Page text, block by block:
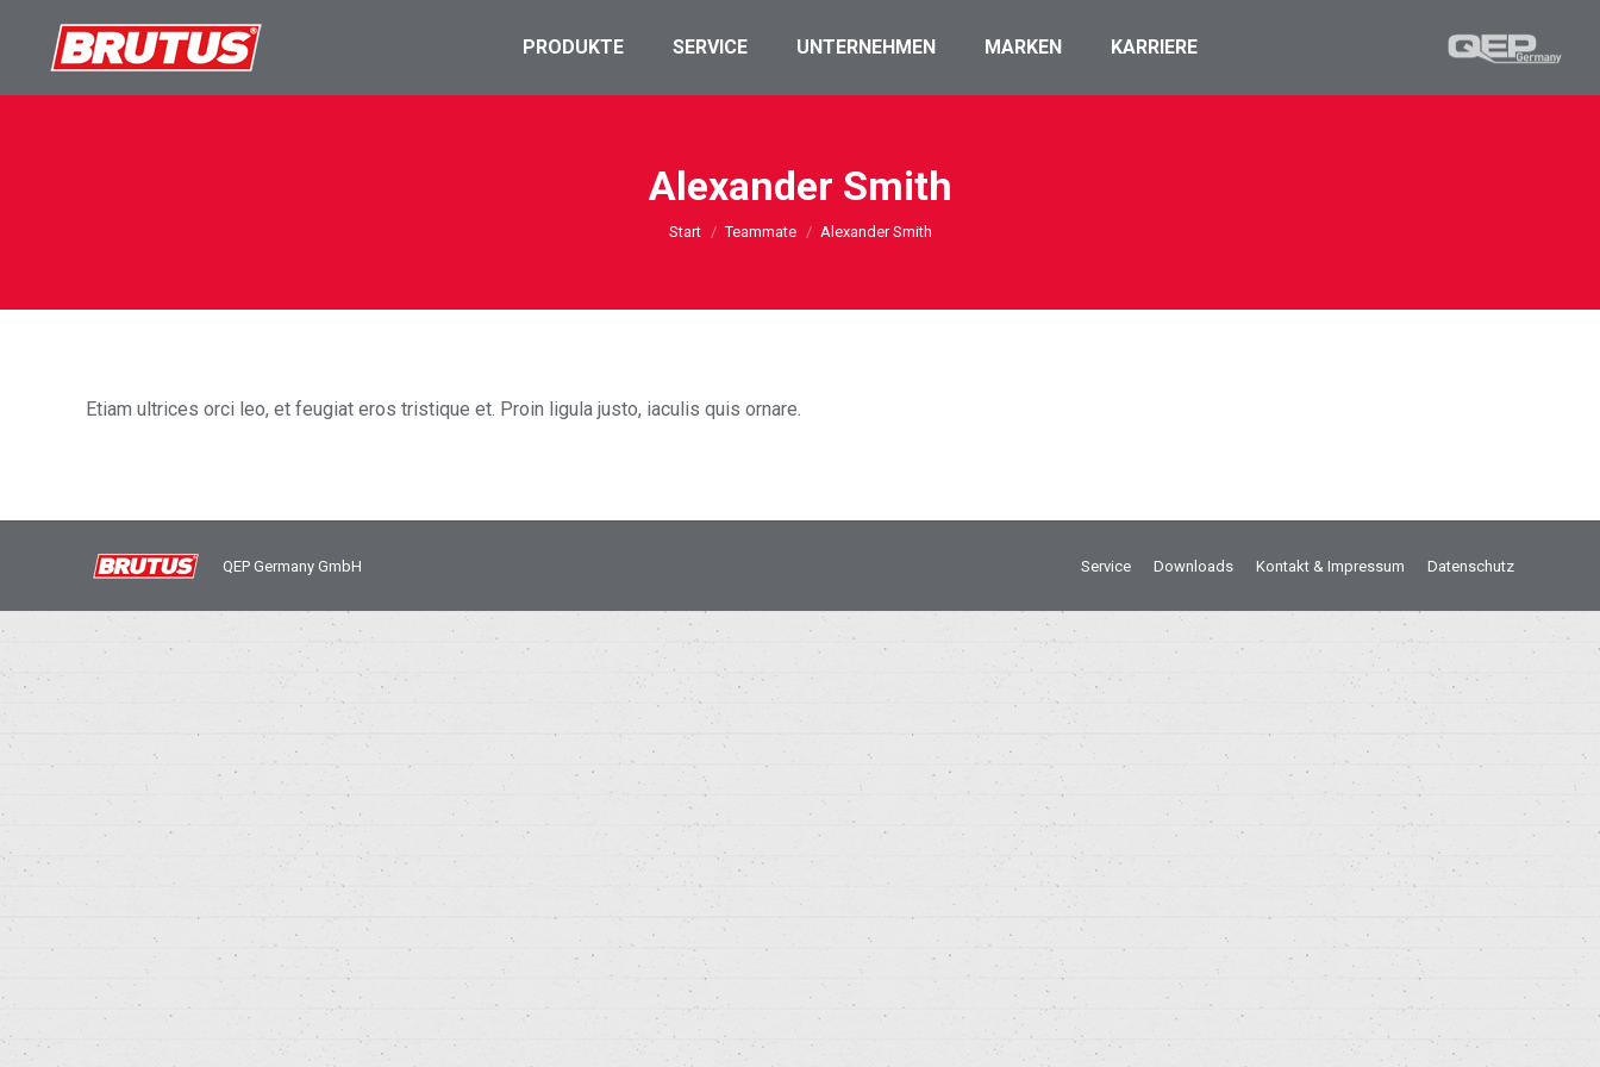
PRODUKTE SERVICE UNTERNEHMEN MARKEN KARRIERE
Alexander Smith
Sie befinden sich hier:
Start Teammate Alexander Smith
Etiam ultrices orci leo, et feugiat eros tristique et. Proin ligula justo, iaculis quis ornare.
QEP Germany GmbH Service Downloads Kontakt & Impressum Datenschutz